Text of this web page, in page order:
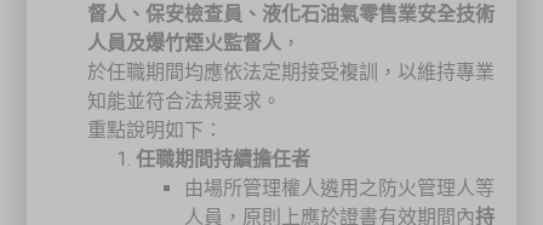
督人、保安檢查員、液化石油氣零售業安全技術
人員及爆竹煙火監督人 ，
於任職期間均應依法定期接受複訓，以維持專業
知能並符合法規要求。
重點說明如下：
任職期間持續擔任者
由場所管理權人遴用之防火管理人等
人員，原則上應於證書有效期間內持